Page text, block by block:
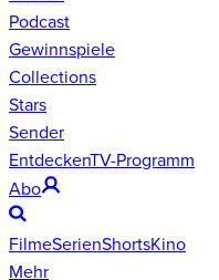
Podcast
Gewinnspiele
Collections
Stars
Sender
EntdeckenTV-Programm
Abo
FilmeSerienShortsKino
Mehr